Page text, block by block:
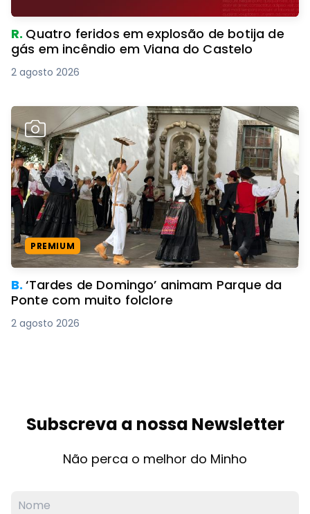
R. Quatro feridos em explosão de botija de
gás em incêndio em Viana do Castelo
2 agosto 2026
PREMIUM
B.‘Tardes de Domingo’ animam Parque da
Ponte com muito folclore
2 agosto 2026
Subscreva a nossa Newsletter
Não perca o melhor do Minho